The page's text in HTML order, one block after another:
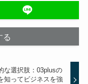
る
な選択肢：03plusの
知ってビジネスを強